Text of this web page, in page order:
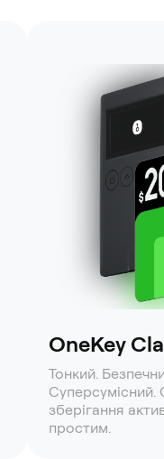
OneKey
Тонкий.
Суперсумісний.
зберігання
простим.